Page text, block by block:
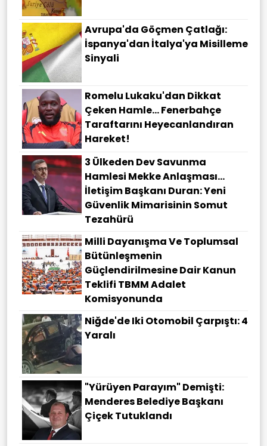
Avrupa'da Göçmen Çatlağı:
İspanya'dan İtalya'ya Misilleme
Sinyali
Romelu Lukaku'dan Dikkat
Çeken Hamle... Fenerbahçe
Taraftarını Heyecanlandıran
Hareket!
3 Ülkeden Dev Savunma
Hamlesi Mekke Anlaşması…
İletişim Başkanı Duran: Yeni
Güvenlik Mimarisinin Somut
Tezahürü
Milli Dayanışma Ve Toplumsal
Bütünleşmenin
Güçlendirilmesine Dair Kanun
Teklifi TBMM Adalet
Komisyonunda
Niğde'de Iki Otomobil Çarpıştı: 4
Yaralı
"Yürüyen Parayım" Demişti:
Menderes Belediye Başkanı
Çiçek Tutuklandı